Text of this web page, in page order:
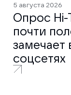
5 августа 2026
Опрос Hi-
почти
замечает
соцсетях